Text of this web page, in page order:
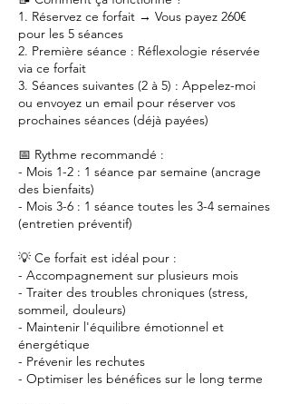
1. Réservez ce forfait → Vous payez 260€
pour les 5 séances
2. Première séance : Réflexologie réservée
via ce forfait
3. Séances suivantes (2 à 5) : Appelez-moi
ou envoyez un email pour réserver vos
prochaines séances (déjà payées)
📅 Rythme recommandé :
- Mois 1-2 : 1 séance par semaine (ancrage
des bienfaits)
- Mois 3-6 : 1 séance toutes les 3-4 semaines
(entretien préventif)
💡 Ce forfait est idéal pour :
- Accompagnement sur plusieurs mois
- Traiter des troubles chroniques (stress,
sommeil, douleurs)
- Maintenir l'équilibre émotionnel et
énergétique
- Prévenir les rechutes
- Optimiser les bénéfices sur le long terme